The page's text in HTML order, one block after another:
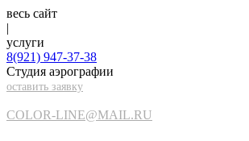
весь сайт
|
услуги
8(921) 947-37-38
Студия аэрографии
оставить заявку
COLOR-LINE@MAIL.RU